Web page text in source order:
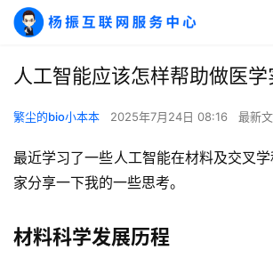
人工智能应该怎样帮助做医
繁尘的bio小本本 2025年7月24日 08:16 最新
最近学习了一些人工智能在材料及交叉
家分享一下我的一些思考。
材料科学发展历程